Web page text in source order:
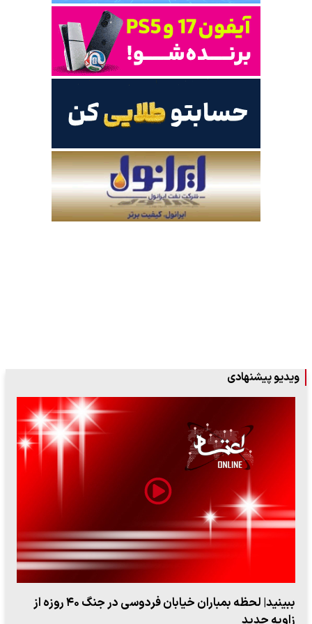
ویدیو پیشنهادی
ببینید| لحظه بمباران خیابان فردوسی در جنگ ۴۰ روزه از
زاویه جدید